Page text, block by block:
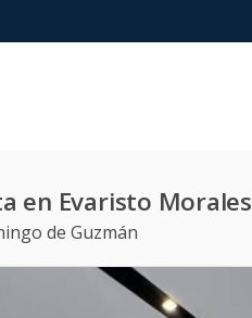
en Evaristo Morales
de Guzmán